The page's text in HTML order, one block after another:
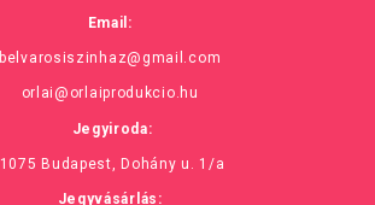
Email:
belvarosiszinhaz@gmail.com
orlai@orlaiprodukcio.hu
Jegyiroda:
1075 Budapest, Dohány u. 1/a
Jegyvásárlás: